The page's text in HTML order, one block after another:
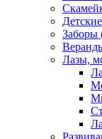
Заборы
Лазы,